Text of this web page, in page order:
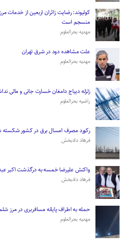
کولیوند: رضایت زائران اربعین از خدمات
منسجم است
مهدیه بحرالعلوم
علت مشاهده دود در شرق تهران
مهدیه بحرالعلوم
زلزله دیباج دامغان خسارت جانی و مالی
راضیه بحرالعلوم
رکورد مصرف امسال برق در کشور
فرهاد دادبخش
واکنش علیرضا خمسه به درگذشت اکبر
فرهاد دادبخش
حمله به اطراف پایانه مسافربری در مرز
مهدیه بحرالعلوم